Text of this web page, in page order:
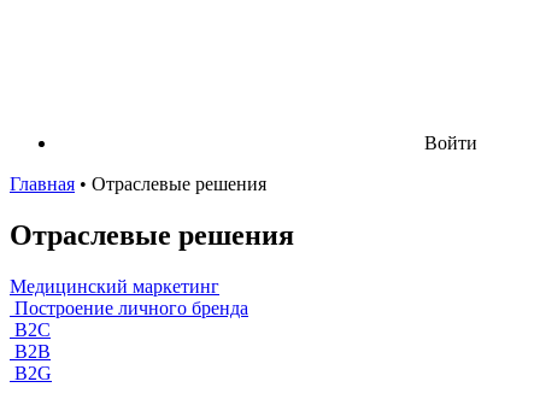
Войти
Главная • Отраслевые решения
Отраслевые решения
Медицинский маркетинг
Построение личного бренда
B2C
B2B
B2G